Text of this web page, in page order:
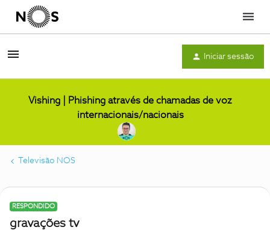
Menu
Iniciar sessão
Vishing | Phishing através de chamadas de voz
internacionais/nacionais
Televisão NOS
RESPONDIDO
gravações tv